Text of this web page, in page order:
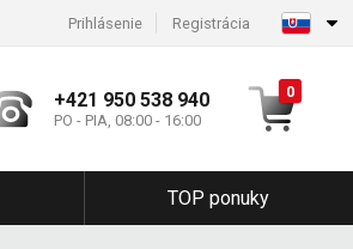
Prihlásenie Registrácia
+421 950 538 940
PO - PIA, 08:00 - 16:00
0
TOP ponuky